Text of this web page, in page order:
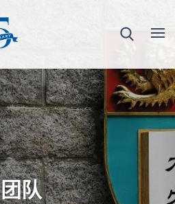
团队